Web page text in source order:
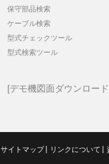
保守部品検索
ケーブル検索
型式チェックツール
型式検索ツール
デモ機図面ダウンロード
サイトマップ リンクについて